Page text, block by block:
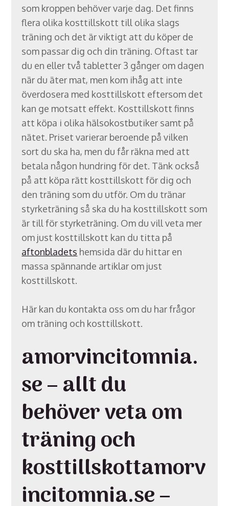
som kroppen behöver varje dag. Det finns
flera olika kosttillskott till olika slags
träning och det är viktigt att du köper de
som passar dig och din träning. Oftast tar
du en eller två tabletter 3 gånger om dagen
när du äter mat, men kom ihåg att inte
överdosera med kosttillskott eftersom det
kan ge motsatt effekt. Kosttillskott finns
att köpa i olika hälsokostbutiker samt på
nätet. Priset varierar beroende på vilken
sort du ska ha, men du får räkna med att
betala någon hundring för det. Tänk också
på att köpa rätt kosttillskott för dig och
den träning som du utför. Om du tränar
styrketräning så ska du ha kosttillskott som
är till för styrketräning. Om du vill veta mer
om just kosttillskott kan du titta på
aftonbladets hemsida där du hittar en
massa spännande artiklar om just
kosttillskott.
Här kan du kontakta oss om du har frågor
om träning och kosttillskott.
amorvincitomnia.
se – allt du
behöver veta om
träning och
kosttillskottamorv
incitomnia.se –